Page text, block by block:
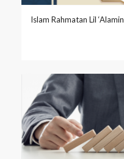
Islam Rahmatan Lil ‘Alamin